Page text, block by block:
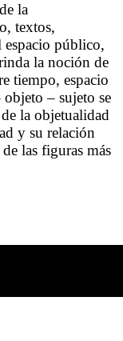
la
textos,
espacio público,
la noción de
tiempo, espacio
– sujeto se
la objetualidad
y su relación
las figuras más